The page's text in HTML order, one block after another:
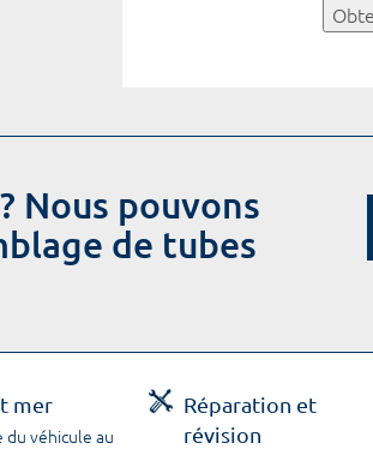
Nous pouvons
de tubes
mer
du véhicule au
Réparation et
révision